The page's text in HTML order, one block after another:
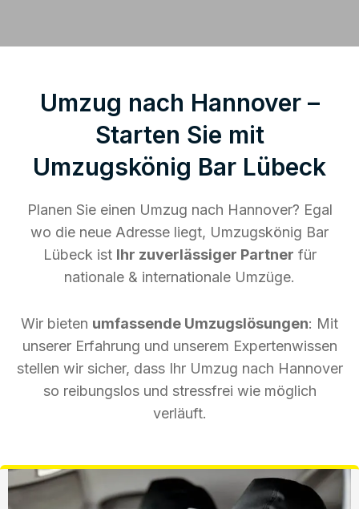
Umzug nach Hannover –
Starten Sie mit
Umzugskönig Bar Lübeck
Planen Sie einen Umzug nach Hannover? Egal
wo die neue Adresse liegt, Umzugskönig Bar
Lübeck ist Ihr zuverlässiger Partner für
nationale & internationale Umzüge.
Wir bieten umfassende Umzugslösungen: Mit
unserer Erfahrung und unserem Expertenwissen
stellen wir sicher, dass Ihr Umzug nach Hannover
so reibungslos und stressfrei wie möglich
verläuft.